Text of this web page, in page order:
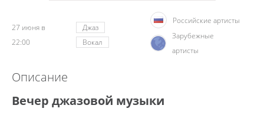
27 июня в
22:00
Джаз
Вокал
Российские артисты
Зарубежные
артисты
Описание
Вечер джазовой музыки